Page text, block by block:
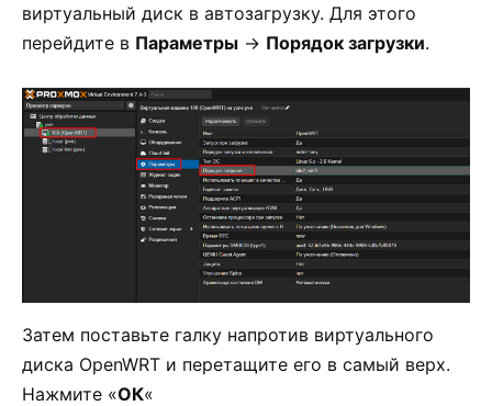
виртуальный диск в автозагрузку. Для этого
перейдите в Параметры -> Порядок загрузки.
Затем поставьте галку напротив виртуального
диска OpenWRT и перетащите его в самый верх.
Нажмите «ОК«